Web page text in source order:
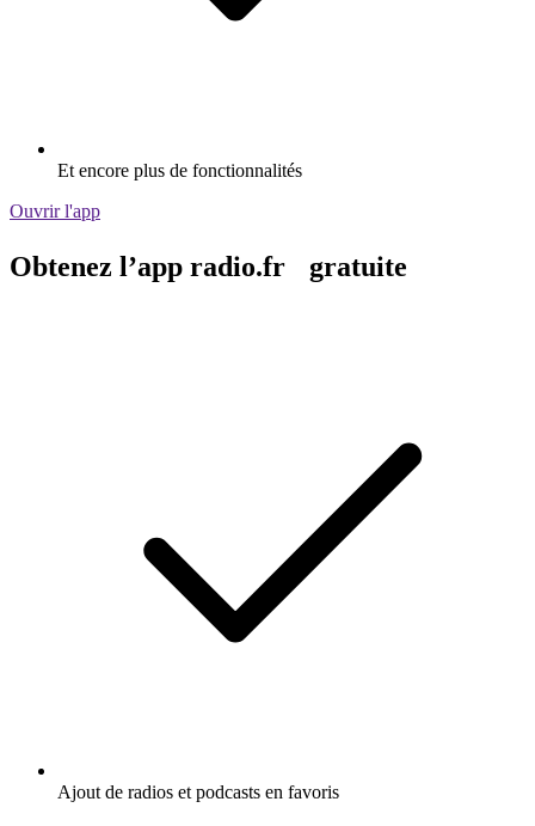
Et encore plus de fonctionnalités
Ouvrir l'app
Obtenez l’app radio.fr gratuite
Ajout de radios et podcasts en favoris